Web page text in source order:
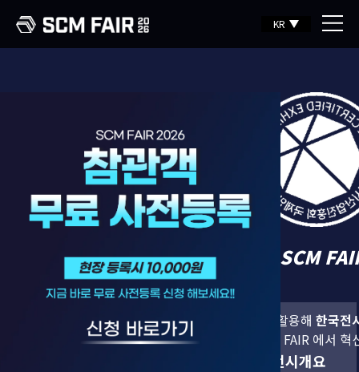
KR
수출바우처로SCM FAIR 를 경험하라
정부 지원 수출바우처 를 활용해한국전시산업진흥회가 보증하는
고품격 비즈니스 SCM FAIR 에서 혁신 기술을 선보이세요.
전시개요